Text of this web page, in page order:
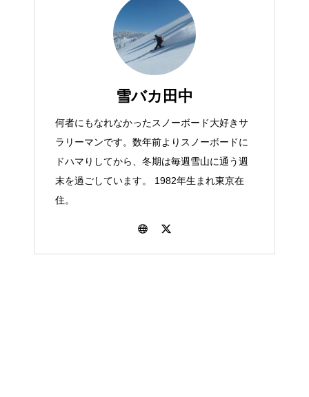
雪バカ田中
何者にもなれなかったスノーボード大好きサ
ラリーマンです。数年前よりスノーボードに
ドハマりしてから、冬期は毎週雪山に通う週
末を過ごしています。 1982年生まれ東京在
住。